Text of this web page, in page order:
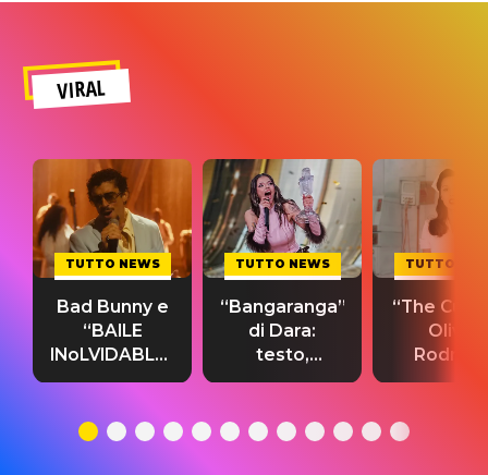
VIRAL
TUTTO NEWS
Bad Bunny e
“BAILE
INoLVIDABLE”:
testo,
significato
TUTTO NEWS
“Bangaranga”
di Dara:
testo,
traduzione e
del singolo
TUTTO
“The
Olivia
testo,